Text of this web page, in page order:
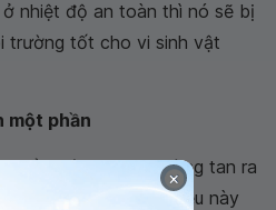
nhiệt độ an toàn thì nó sẽ bị
trường tốt cho vi sinh vật
một phần
đông lạnh thường tan ra
của thực phẩm. Điều này
×